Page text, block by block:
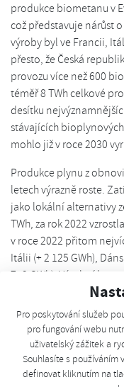
Pro poskytování služeb
pro fungování webu
uživatelský zážitek a
Souhlasíte s používáním
definovat kliknutím na
produkce biometanu v
což představuje nárůst
výroby byl ve Francii,
přesto, že Česká
provozu více než 600
téměř 8 TWh celkové
desítku
stávajících
mohlo již v roce 2030
Produkce plynu z
letech výrazně roste.
jako lokální alternativy
TWh, za rok 2022
v roce 2022 přitom
Itálii (+ 2 125 GWh),
713 GWh). Výrobní
dosáhla 4,5 miliardy m3
vyrábět 35 miliard m
státech EU bude v
18 miliard eur.
Jen v České republice